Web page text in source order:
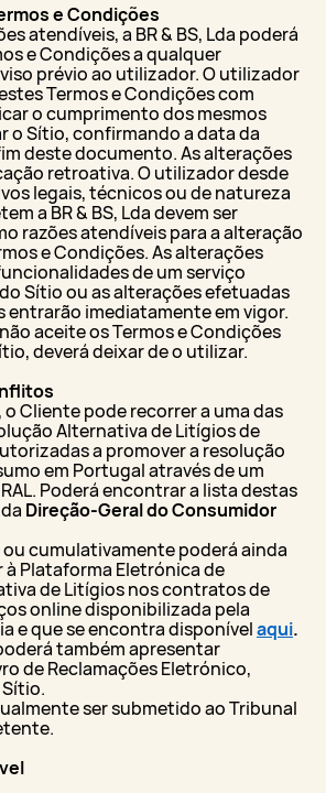
e Condições
atendíveis, a BR & BS, Lda poderá
e Condições a qualquer
prévio ao utilizador. O utilizador
Termos e Condições com
o cumprimento dos mesmos
o Sítio, confirmando a data da
deste documento. As alterações
retroativa. O utilizador desde
legais, técnicos ou de natureza
a BR & BS, Lda devem ser
razões atendíveis para a alteração
e Condições. As alterações
de um serviço
Sítio ou as alterações efetuadas
entrarão imediatamente em vigor.
aceite os Termos e Condições
deverá deixar de o utilizar.
o Cliente pode recorrer a uma das
Alternativa de Litígios de
a promover a resolução
em Portugal através de um
Poderá encontrar a lista destas
Direção-Geral do Consumidor
cumulativamente poderá ainda
Plataforma Eletrónica de
de Litígios nos contratos de
online disponibilizada pela
e que se encontra disponívelaqui.
também apresentar
de Reclamações Eletrónico,
ser submetido ao Tribunal